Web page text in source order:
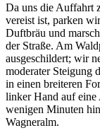
Da uns die Auffahrt
vereist ist, parken
Duftbräu und
der Straße. Am
ausgeschildert; wir
moderater Steigung
in einen breiteren
linker Hand auf
wenigen Minuten
Wagneralm.